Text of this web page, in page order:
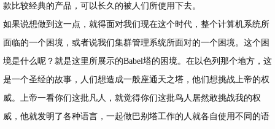
款比较经典的产品，可以长久的被人们所使用下去。
如果说想做到这一点，就得面对我们现在这个时代，整个计算机系统所
面临的一个困境，或者说我们集群管理系统所面对的一个困境。这个困
境是什么呢？就是这里所展示的Babel塔的困境。在以色列那个地方，这
是一个圣经的故事，人们想造成一般座通天之塔，他们想挑战上帝的权
威。上帝一看你们这批凡人，就觉得你们这批鸟人居然敢挑战我的权
威，他就发明了各种语言，一起做巴别塔工作的人就各自使用不同的语